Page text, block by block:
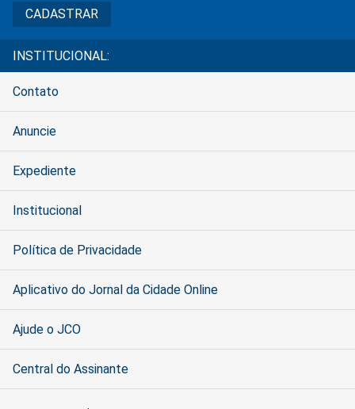
INSTITUCIONAL:
Contato
Anuncie
Expediente
Institucional
Política de Privacidade
Aplicativo do Jornal da Cidade Online
Ajude o JCO
Central do Assinante